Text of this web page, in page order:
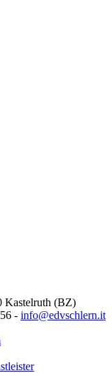
Kastelruth (BZ)
- info@edvschlern.it